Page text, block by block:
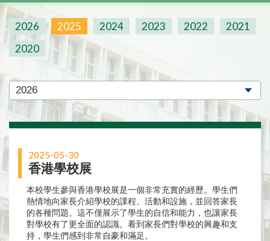
2026 2025 2024 2023 2022
2021
2020
2025-05-30
香港學校展
本校學生參與香港學校展是一個非常充實的經歷。學生們
熱情地向家長介紹學校的課程、活動和設施，並回答家長
的各種問題。這不僅展示了學生的自信和能力，也讓家長
對學校有了更全面的認識。看到家長們對學校的興趣和支
持，學生們感到非常自豪和滿足。